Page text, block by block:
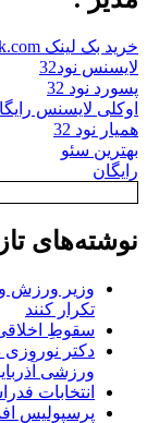
خرید بک لینک behtarinbacklink.com
لایسنس نود32
پسورد نود 32
اوکلی لایسنس رایگان
همیار نود 32
بهترین سئو
رایگان
نوشته‌های
وزیر ورزش و
تکرار کنند
سقوطِ
دکتر نوروزی
ورزشی
انتخابات
پرسپولیس